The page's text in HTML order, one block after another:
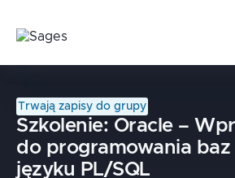
Trwają zapisy do grupy
Szkolenie: Oracle –
do programowania
języku PL/SQL